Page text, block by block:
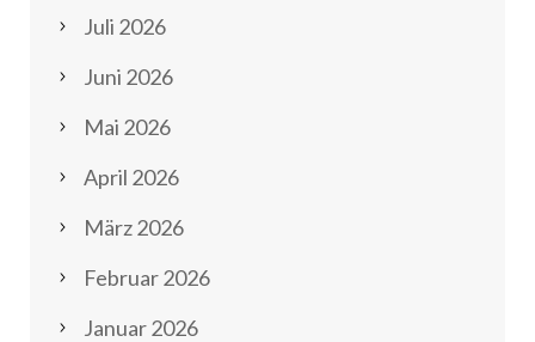
Juli 2026
Juni 2026
Mai 2026
April 2026
März 2026
Februar 2026
Januar 2026